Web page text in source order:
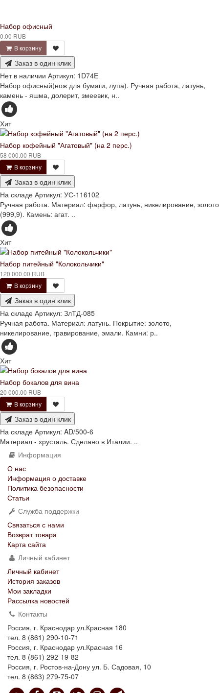
Набор офисный
0.00 RUB
В корзину
Заказ в один клик
Нет в наличии Артикул: 1D74E
Набор офисный(нож для бумаги, лупа). Ручная работа, латунь,
камень - яшма, долерит, змеевик, н..
Хит
Набор кофейный "Агатовый" (на 2 перс.)
58 000.00 RUB
В корзину
Заказ в один клик
На складе Артикул: УС-116102
Ручная работа. Материал: фарфор, латунь, никелирование, золото
(999,9). Камень: агат. ..
Хит
Набор питейный "Колокольчики"
120 000.00 RUB
В корзину
Заказ в один клик
На складе Артикул: ЗлТД-085
Ручная работа. Материал: латунь. Покрытие: золото,
никелирование, гравирование, эмали. Камни: р..
Хит
Набор бокалов для вина
20 000.00 RUB
В корзину
Заказ в один клик
На складе Артикул: AD/500-6
Материал - хрусталь. Сделано в Италии. ..
Информация
О нас
Информация о доставке
Политика безопасности
Статьи
Служба поддержки
Связаться с нами
Возврат товара
Карта сайта
Личный кабинет
Личный кабинет
История заказов
Мои закладки
Рассылка новостей
Контакты
Россия, г. Краснодар ул.Красная 180
тел. 8 (861) 290-10-71
Россия, г. Краснодар ул.Красная 16
тел. 8 (861) 292-19-82
Россия, г. Ростов-на-Дону ул. Б. Садовая, 10
тел. 8 (863) 279-75-07